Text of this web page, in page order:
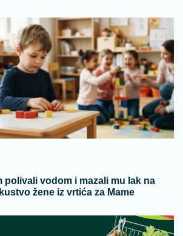
polivali vodom i mazali mu lak na
žene iz vrtića za Mame